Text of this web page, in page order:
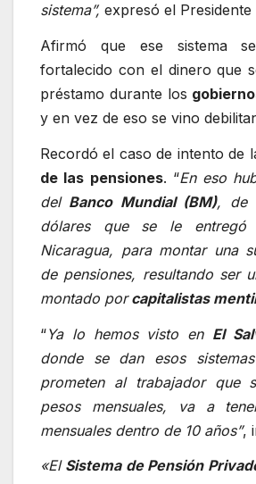
sistema”, expresó el Presidente
Afirmó que ese sistema
fortalecido con el dinero que
préstamo durante los
y en vez de eso se vino
Recordó el caso de intento de
de las pensiones. “En eso
del Banco Mundial (BM), de
dólares que se le
Nicaragua, para montar una
de pensiones, resultando ser
montado porcapitalistas
“Ya lo hemos visto en El
donde se dan esos
prometen al trabajador que
pesos mensuales, va a
mensuales dentro de 10 años”,
«El Sistema de Pensión